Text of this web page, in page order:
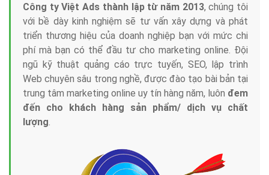
Tại sao chọn công ty Việt Ads làm đối tác